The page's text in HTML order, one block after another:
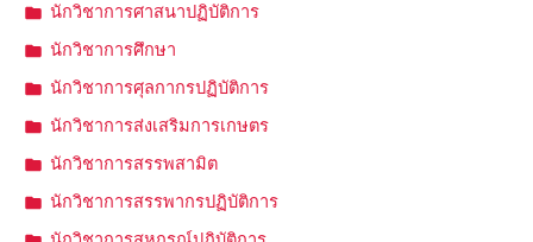
นักวิชาการศาสนาปฏิบัติการ
นักวิชาการศึกษา
นักวิชาการศุลกากรปฏิบัติการ
นักวิชาการส่งเสริมการเกษตร
นักวิชาการสรรพสามิต
นักวิชาการสรรพากรปฏิบัติการ